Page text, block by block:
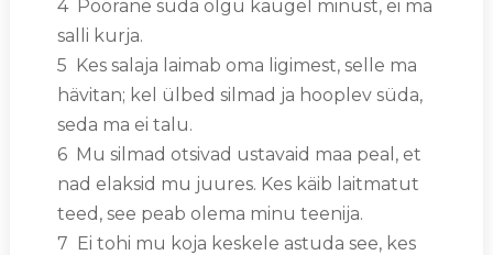
4 Pöörane süda olgu kaugel minust, ei ma
salli kurja.
5 Kes salaja laimab oma ligimest, selle ma
hävitan; kel ülbed silmad ja hooplev süda,
seda ma ei talu.
6 Mu silmad otsivad ustavaid maa peal, et
nad elaksid mu juures. Kes käib laitmatut
teed, see peab olema minu teenija.
7 Ei tohi mu koja keskele astuda see, kes